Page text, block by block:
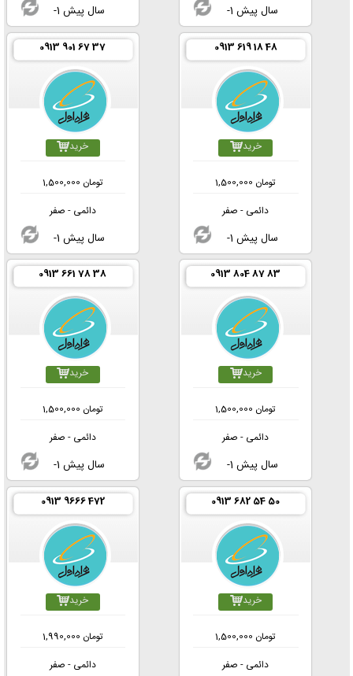
-1 سال پیش -1 سال پیش
0913 619 18 48
خرید
1,500,000 تومان
دائمی - صفر
-1 سال پیش
0913 901 67 37
خرید
1,500,000 تومان
دائمی - صفر
-1 سال پیش
0913 804 87 83
خرید
1,500,000 تومان
دائمی - صفر
-1 سال پیش
0913 661 78 38
خرید
1,500,000 تومان
دائمی - صفر
-1 سال پیش
0913 682 54 50
خرید
1,500,000 تومان
دائمی - صفر
0913 9666 472
خرید
1,990,000 تومان
دائمی - صفر